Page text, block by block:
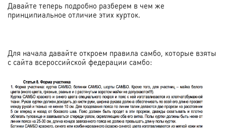
Давайте теперь подробно разберем в чем же
принципиальное отличие этих курток.
Для начала давайте откроем правила самбо, которые взяты
с сайта всероссийской федерации самбо: